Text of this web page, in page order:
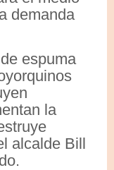
demanda
espuma
la
alcalde Bill